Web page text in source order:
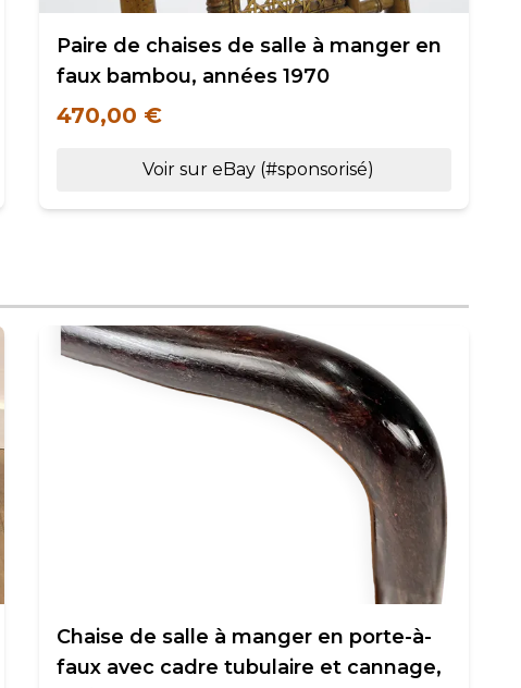
Paire de chaises de salle à manger en
faux bambou, années 1970
470,00 €
Voir sur eBay (#sponsorisé)
Chaise de salle à manger en porte-à-
faux avec cadre tubulaire et cannage,